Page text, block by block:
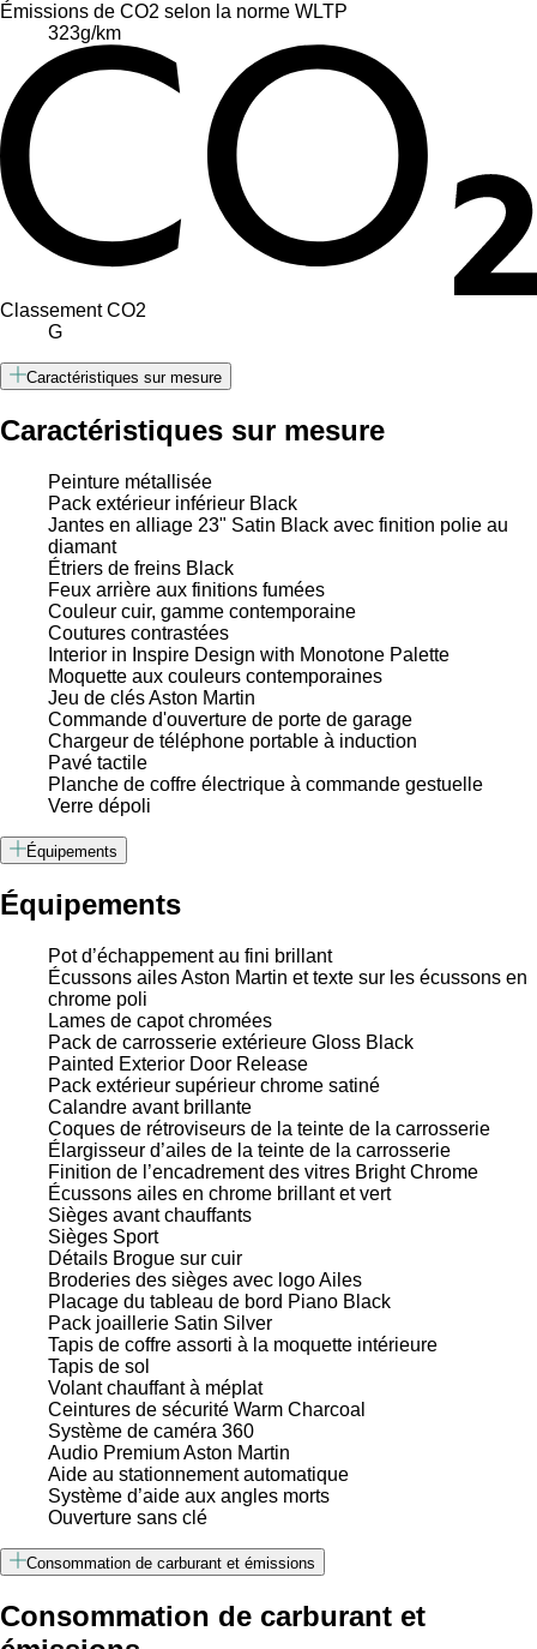
Émissions de CO2 selon la norme WLTP
323g/km
Classement CO2
G
Caractéristiques sur mesure
Caractéristiques sur mesure
Peinture métallisée
Pack extérieur inférieur Black
Jantes en alliage 23" Satin Black avec finition polie au
diamant
Étriers de freins Black
Feux arrière aux finitions fumées
Couleur cuir, gamme contemporaine
Coutures contrastées
Interior in Inspire Design with Monotone Palette
Moquette aux couleurs contemporaines
Jeu de clés Aston Martin
Commande d'ouverture de porte de garage
Chargeur de téléphone portable à induction
Pavé tactile
Planche de coffre électrique à commande gestuelle
Verre dépoli
Équipements
Équipements
Pot d’échappement au fini brillant
Écussons ailes Aston Martin et texte sur les écussons en
chrome poli
Lames de capot chromées
Pack de carrosserie extérieure Gloss Black
Painted Exterior Door Release
Pack extérieur supérieur chrome satiné
Calandre avant brillante
Coques de rétroviseurs de la teinte de la carrosserie
Élargisseur d’ailes de la teinte de la carrosserie
Finition de l’encadrement des vitres Bright Chrome
Écussons ailes en chrome brillant et vert
Sièges avant chauffants
Sièges Sport
Détails Brogue sur cuir
Broderies des sièges avec logo Ailes
Placage du tableau de bord Piano Black
Pack joaillerie Satin Silver
Tapis de coffre assorti à la moquette intérieure
Tapis de sol
Volant chauffant à méplat
Ceintures de sécurité Warm Charcoal
Système de caméra 360
Audio Premium Aston Martin
Aide au stationnement automatique
Système d’aide aux angles morts
Ouverture sans clé
Consommation de carburant et émissions
Consommation de carburant et